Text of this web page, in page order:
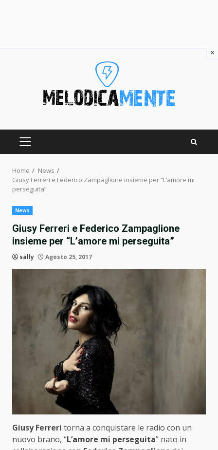
PRIMARY
Home
News
Giusy Ferreri e Federico Zampaglione insieme per “L’amore mi
perseguita”
News
Giusy Ferreri e Federico Zampaglione
insieme per “L’amore mi perseguita”
sally Agosto 25, 2017
Giusy Ferreri torna a conquistare le radio con un
nuovo brano, “L’amore mi perseguita” nato in
×